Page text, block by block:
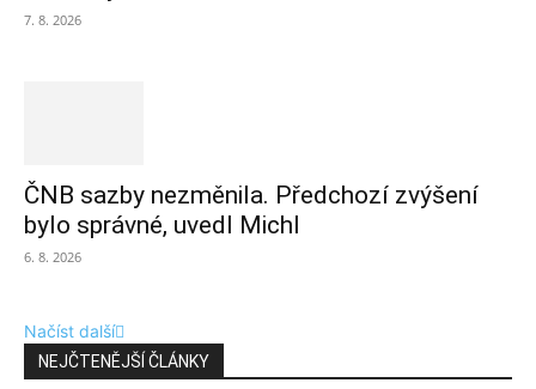
7. 8. 2026
ČNB sazby nezměnila. Předchozí zvýšení
bylo správné, uvedl Michl
6. 8. 2026
Načíst další
NEJČTENĚJŠÍ ČLÁNKY